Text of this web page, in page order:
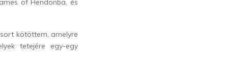
of Hendonba, és
kötöttem, amelyre
tetejére egy-egy